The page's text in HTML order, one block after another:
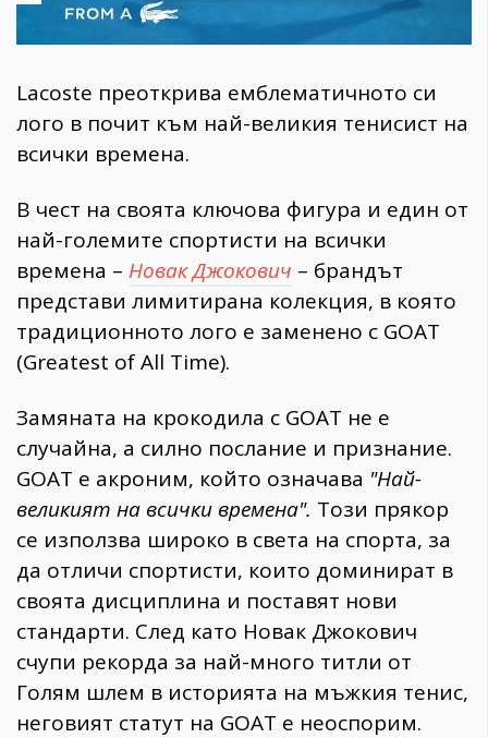
Wellness
ПОСЛЕДВАЙТЕ
НИ
Lacoste преоткрива емблематичното си
лого в почит към най-великия тенисист на
всички времена.
В чест на своята ключова фигура и един от
най-големите спортисти на всички
времена – Новак Джокович – брандът
представи лимитирана колекция, в която
традиционното лого е заменено с GOAT
(Greatest of All Time).
Замяната на крокодила с GOAT не е
случайна, а силно послание и признание.
GOAT е акроним, който означава "Най-
великият на всички времена". Този прякор
се използва широко в света на спорта, за
да отличи спортисти, които доминират в
своята дисциплина и поставят нови
стандарти. След като Новак Джокович
счупи рекорда за най-много титли от
Голям шлем в историята на мъжкия тенис,
неговият статут на GOAT е неоспорим.